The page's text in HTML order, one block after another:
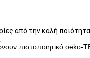
από την καλή ποιότητα
πιστοποιητικό oeko-